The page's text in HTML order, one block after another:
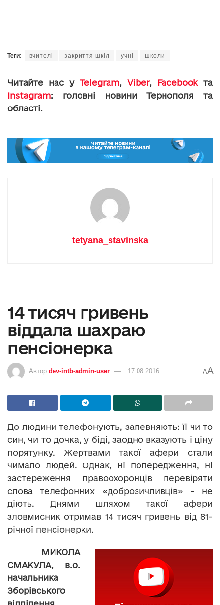
Теги: вчителі закриття шкіл учні школи
Читайте нас у Telegram, Viber, Facebookта
Instagram: головні новини Тернополя та
області.
tetyana_stavinska
14 тисяч гривень
віддала шахраю
пенсіонерка
Автор dev-intb-admin-user 17.08.2016 AA
До людини телефонують, запевняють: її чи то
син, чи то дочка, у біді, заодно вказують і ціну
порятунку. Жертвами такої афери стали
чимало людей. Однак, ні попередження, ні
застереження правоохоронців перевіряти
слова телефонних «доброзичливців» – не
діють. Днями шляхом такої афери
зловмисник отримав 14 тисяч гривень від 81-
річної пенсіонерки.
МИКОЛА
СМАКУЛА, в.о.
начальника
Зборівського